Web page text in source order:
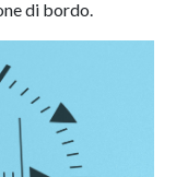
di bordo.